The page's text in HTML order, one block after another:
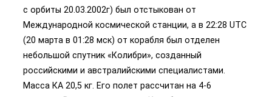
с орбиты 20.03.2002г) был отстыкован от
Международной космической станции, а в 22:28 UTC
(20 марта в 01:28 мск) от корабля был отделен
небольшой спутник «Колибри», созданный
российскими и австралийскими специалистами.
Масса КА 20,5 кг. Его полет рассчитан на 4-6